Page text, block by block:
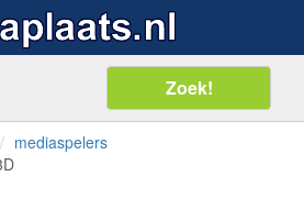
mediaspelers